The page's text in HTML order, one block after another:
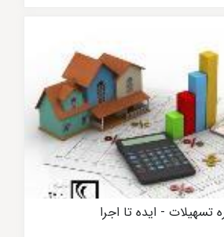
تسهیلات - ایده تا اجرا